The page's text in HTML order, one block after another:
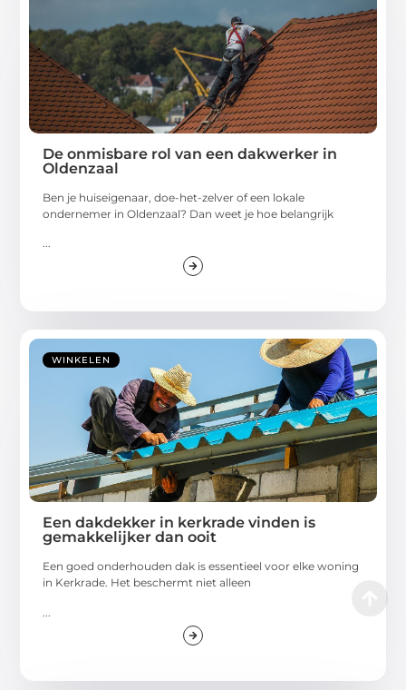
De onmisbare rol van een dakwerker in
Oldenzaal
Ben je huiseigenaar, doe-het-zelver of een lokale
ondernemer in Oldenzaal? Dan weet je hoe belangrijk
...
WINKELEN
Een dakdekker in kerkrade vinden is
gemakkelijker dan ooit
Een goed onderhouden dak is essentieel voor elke woning
in Kerkrade. Het beschermt niet alleen